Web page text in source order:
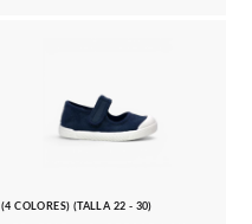
(4 COLORES) (TALLA 22 - 30)